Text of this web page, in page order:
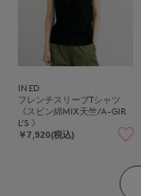
INED
フレンチスリーブTシャツ
《スビン綿MIX天竺/A-GIR
L’S 》
￥7,920(税込)